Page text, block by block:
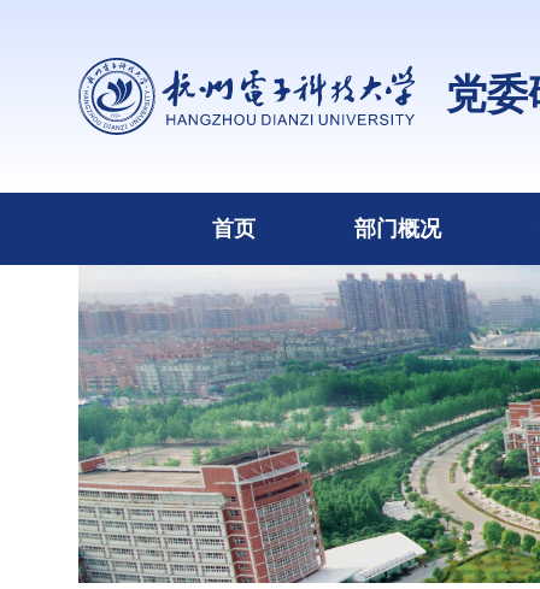
党委
首页 部门概况